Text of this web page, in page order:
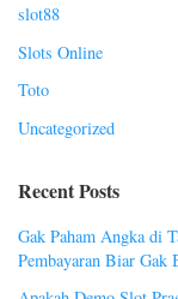
slot88
Slots Online
Toto
Uncategorized
Recent Posts
Gak Paham Angka di
Pembayaran Biar Gak